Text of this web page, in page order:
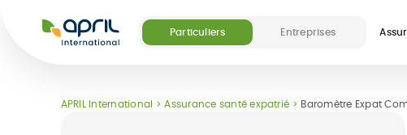
International
Particuliers Entreprises
Nos offres(5)
Nos services digitaux et médicaux
Nos services digitaux et médicaux
Découvrir APRIL Devenir partenaire
APRIL International Assurance santé expatrié Baromètre Expat